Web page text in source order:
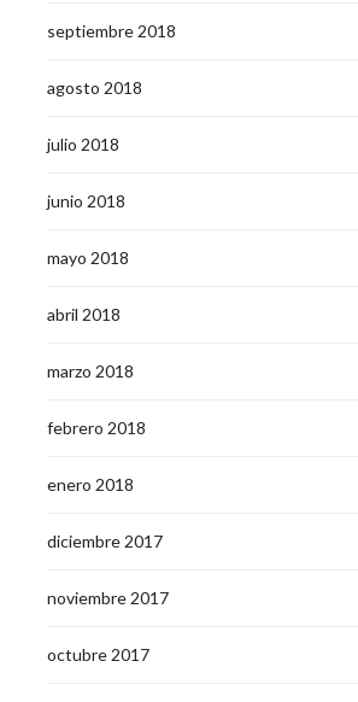
septiembre 2018
agosto 2018
julio 2018
junio 2018
mayo 2018
abril 2018
marzo 2018
febrero 2018
enero 2018
diciembre 2017
noviembre 2017
octubre 2017